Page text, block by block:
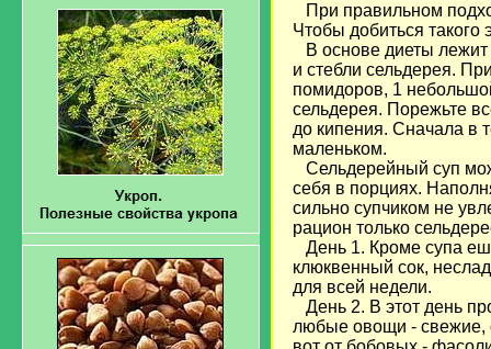
При правильном
Чтобы добиться такого
В основе диеты лежит
и стебли сельдерея.
помидоров, 1
сельдерея. Порежьте
до кипения. Сначала в
маленьком.
Сельдерейный суп
себя в порциях.
сильно супчиком не
рацион только
День 1. Кроме супа
клюквенный сок,
для всей недели.
День 2. В этот день
любые овощи - свежие,